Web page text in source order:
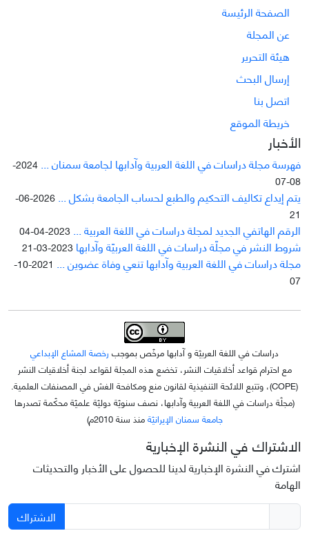
الصفحة الرئيسة
عن المجلة
هيئة التحرير
إرسال البحث
اتصل بنا
خريطة الموقع
الأخبار
فهرسة مجلة دراسات في اللغة العربية وآدابها لجامعة سمنان ...
2024-
08-07
يتم إيداع تکاليف التحکيم والطبع لحساب الجامعة بشکل ...
2026-06-
21
الرقم الهاتفي الجديد لمجلة دراسات في اللغة العربية ... 2023-04-04
شروط النشر في مجلّة دراسات في اللغة العربيّة وآدابها 2023-03-21
مجلة دراسات في اللغة العربية وآدابها تنعي وفاة عضوين ...
2021-10-
07
دراسات في اللغة العربيّة و آدابها مرخّص بموجب رخصة المشاع الإبداعي
مع احترام قواعد أخلاقيات النشر، تخضع هذه المجلة لقواعد لجنة أخلاقيات النشر
(COPE)، وتتبع اللائحة التنفيذية لقانون منع ومكافحة الغش في المصنفات العلمية.
(مجلّة دراسات في اللغة العربية وآدابها، نصف سنويّة دوليّة علميّة محکّمة تصدرها
جامعة سمنان الإيرانيّةمنذ سنة 2010م)
الاشتراك في النشرة الإخبارية
اشترك في النشرة الإخبارية لدينا للحصول على الأخبار والتحديثات
الهامة
الاشتراك